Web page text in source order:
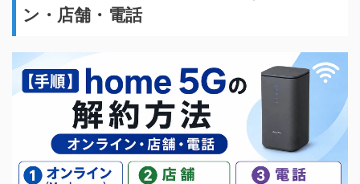
ン・店舗・電話